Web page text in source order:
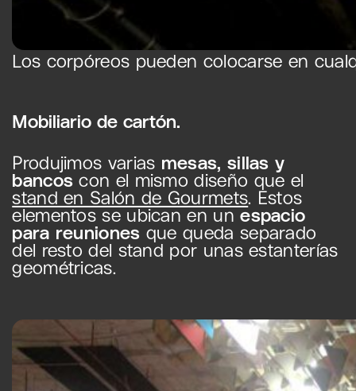
Los corpóreos pueden colocarse en
Mobiliario de cartón.
Produjimos varias mesas, sillas y
bancos con el mismo diseño que el
stand en Salón de Gourmets. Estos
elementos se ubican en unespacio
para reuniones que queda separado
del resto del stand por unas estanterías
geométricas.